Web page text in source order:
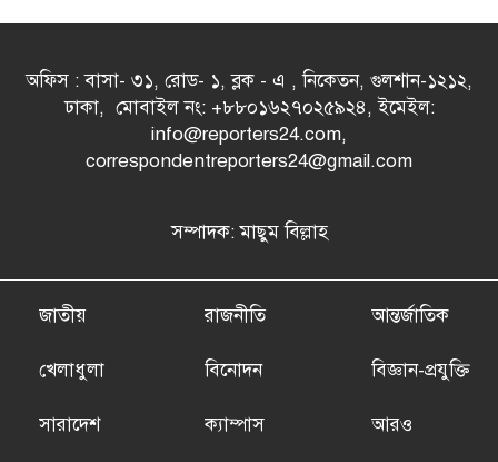
অফিস : বাসা- ৩১, রোড- ১, ব্লক - এ , নিকেতন, গুলশান-১২১২,
ঢাকা, মোবাইল নং: +৮৮০১৬২৭০২৫৯২৪, ইমেইল:
info@reporters24.com,
correspondentreporters24@gmail.com
সম্পাদক: মাছুম বিল্লাহ
জাতীয় রাজনীতি আন্তর্জাতিক
খেলাধুলা বিনোদন বিজ্ঞান-প্রযুক্তি
সারাদেশ ক্যাম্পাস আরও